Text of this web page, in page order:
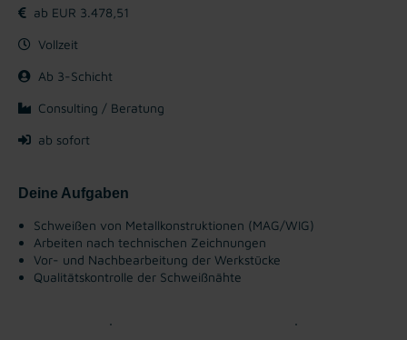
ab EUR 3.478,51
Vollzeit
Ab 3-Schicht
Consulting / Beratung
ab sofort
Deine Aufgaben
Schweißen von Metallkonstruktionen (MAG/WIG)
Arbeiten nach technischen Zeichnungen
Vor- und Nachbearbeitung der Werkstücke
Qualitätskontrolle der Schweißnähte